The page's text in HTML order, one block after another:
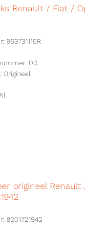
Renault / Fiat /
00
Origineel
origineel Renault
8201721942